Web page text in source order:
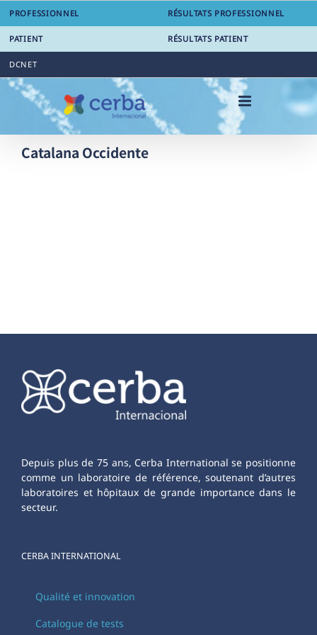
Skip
content
PROFESSIONNEL RÉSULTATS PROFESSIONNEL
PATIENT RÉSULTATS PATIENT
DCNET
Catalana Occidente
Depuis plus de 75 ans, Cerba International se positionne
comme un laboratoire de référence, soutenant d’autres
laboratoires et hôpitaux de grande importance dans le
secteur.
CERBA INTERNATIONAL
Qualité et innovation
Catalogue de tests